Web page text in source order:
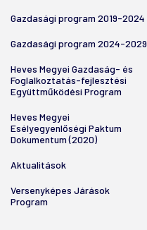
Gazdasági program 2019-2024
Gazdasági program 2024-2029
Heves Megyei Gazdaság- és
Foglalkoztatás-fejlesztési
Együttműködési Program
Heves Megyei
Esélyegyenlőségi Paktum
Dokumentum (2020)
Aktualitások
Versenyképes Járások
Program